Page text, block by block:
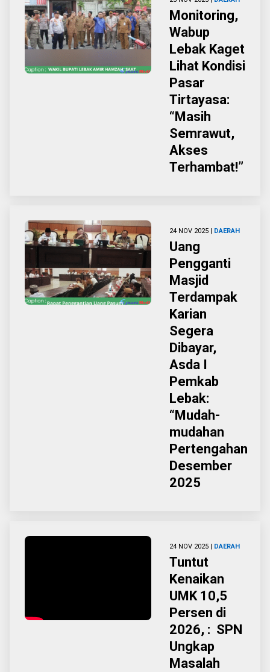
Monitoring,
Wabup
Lebak Kaget
Lihat Kondisi
Pasar
Tirtayasa:
“Masih
Semrawut,
Akses
Terhambat!”
24 NOV 2025 | DAERAH
Uang
Pengganti
Masjid
Terdampak
Karian
Segera
Dibayar,
Asda I
Pemkab
Lebak:
“Mudah-
mudahan
Pertengahan
Desember
2025
24 NOV 2025 | DAERAH
Tuntut
Kenaikan
UMK 10,5
Persen di
2026, : SPN
Ungkap
Masalah